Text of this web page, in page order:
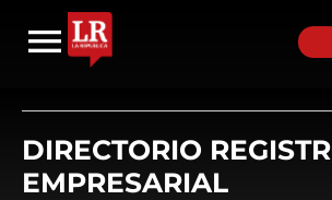
DIRECTORIO
EMPRESARIAL